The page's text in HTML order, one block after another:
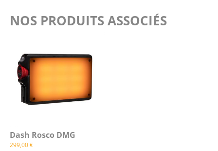
NOS PRODUITS ASSOCIÉS
Dash Rosco DMG
299,00€